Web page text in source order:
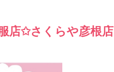
店✩さくらや彦根店